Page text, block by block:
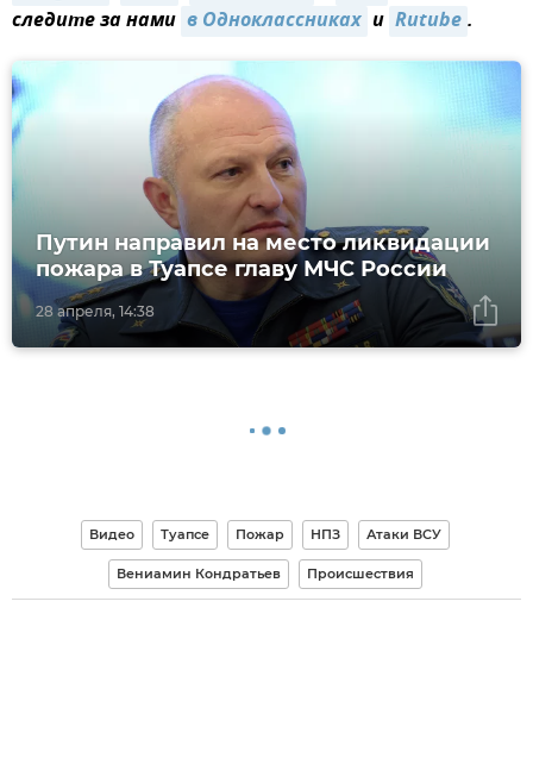
следите за нами в Одноклассниках и Rutube.
28 апреля, 14:38
Путин направил на место ликвидации
пожара в Туапсе главу МЧС России
Видео Туапсе Пожар НПЗ Атаки ВСУ
Вениамин Кондратьев Происшествия